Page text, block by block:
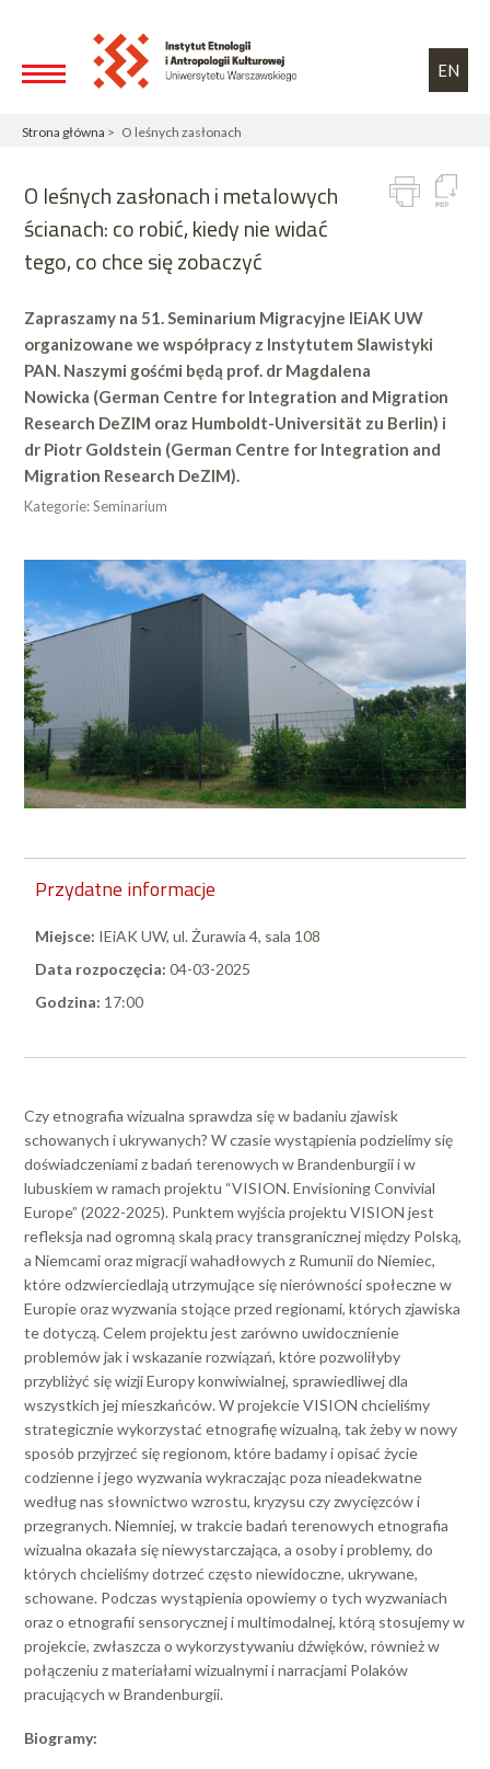
EN
Strona główna > O leśnych zasłonach
O leśnych zasłonach i metalowych
ścianach: co robić, kiedy nie widać
tego, co chce się zobaczyć
Zapraszamy na 51. Seminarium Migracyjne IEiAK UW
organizowane we współpracy z Instytutem Slawistyki
PAN. Naszymi gośćmi będą prof. dr Magdalena
Nowicka (German Centre for Integration and Migration
Research DeZIM oraz Humboldt-Universität zu Berlin) i
dr Piotr Goldstein (German Centre for Integration and
Migration Research DeZIM).
Kategorie:Seminarium
Przydatne informacje
Miejsce: IEiAK UW, ul. Żurawia 4, sala 108
Data rozpoczęcia: 04-03-2025
Godzina: 17:00
Czy etnografia wizualna sprawdza się w badaniu zjawisk
schowanych i ukrywanych? W czasie wystąpienia podzielimy się
doświadczeniami z badań terenowych w Brandenburgii i w
lubuskiem w ramach projektu “VISION. Envisioning Convivial
Europe” (2022-2025). Punktem wyjścia projektu VISION jest
refleksja nad ogromną skalą pracy transgranicznej między Polską,
a Niemcami oraz migracji wahadłowych z Rumunii do Niemiec,
które odzwierciedlają utrzymujące się nierówności społeczne w
Europie oraz wyzwania stojące przed regionami, których zjawiska
te dotyczą. Celem projektu jest zarówno uwidocznienie
problemów jak i wskazanie rozwiązań, które pozwoliłyby
przybliżyć się wizji Europy konwiwialnej, sprawiedliwej dla
wszystkich jej mieszkańców. W projekcie VISION chcieliśmy
strategicznie wykorzystać etnografię wizualną, tak żeby w nowy
sposób przyjrzeć się regionom, które badamy i opisać życie
codzienne i jego wyzwania wykraczając poza nieadekwatne
według nas słownictwo wzrostu, kryzysu czy zwycięzców i
przegranych. Niemniej, w trakcie badań terenowych etnografia
wizualna okazała się niewystarczająca, a osoby i problemy, do
których chcieliśmy dotrzeć często niewidoczne, ukrywane,
schowane. Podczas wystąpienia opowiemy o tych wyzwaniach
oraz o etnografii sensorycznej i multimodalnej, którą stosujemy w
projekcie, zwłaszcza o wykorzystywaniu dźwięków, również w
połączeniu z materiałami wizualnymi i narracjami Polaków
pracujących w Brandenburgii.
Biogramy: